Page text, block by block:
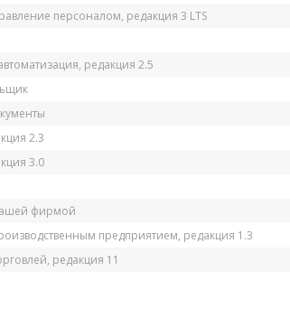
персоналом, редакция 3 LTS
редакция 2.5
2.3
3.0
фирмой
предприятием, редакция 1.3
редакция 11